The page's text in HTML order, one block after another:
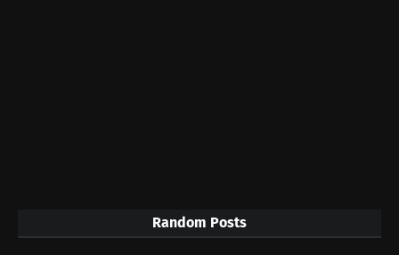
Random Posts